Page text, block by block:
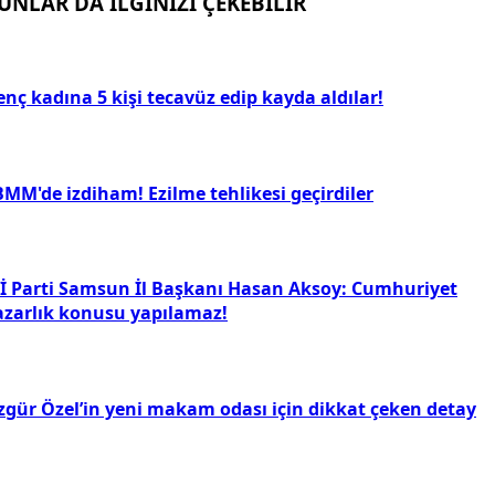
kadına 5 kişi tecavüz edip kayda aldılar!
izdiham! Ezilme tehlikesi geçirdiler
Parti Samsun İl Başkanı Hasan Aksoy: Cumhuriyet
konusu yapılamaz!
Özel’in yeni makam odası için dikkat çeken detay